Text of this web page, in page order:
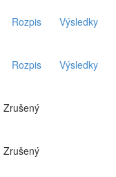
Rozpis Výsledky
Rozpis Výsledky
Zrušený
Zrušený